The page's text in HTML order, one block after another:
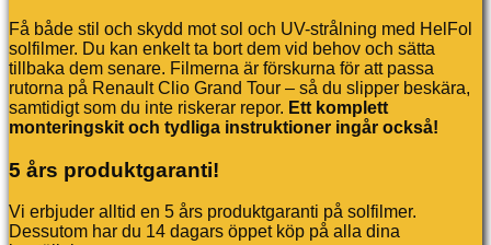
Få både stil och skydd mot sol och UV-strålning med HelFol
solfilmer. Du kan enkelt ta bort dem vid behov och sätta
tillbaka dem senare. Filmerna är förskurna för att passa
rutorna på Renault Clio Grand Tour – så du slipper beskära,
samtidigt som du inte riskerar repor. Ett komplett
monteringskit och tydliga instruktioner ingår också!
5 års produktgaranti!
Vi erbjuder alltid en 5 års produktgaranti på solfilmer.
Dessutom har du 14 dagars öppet köp på alla dina